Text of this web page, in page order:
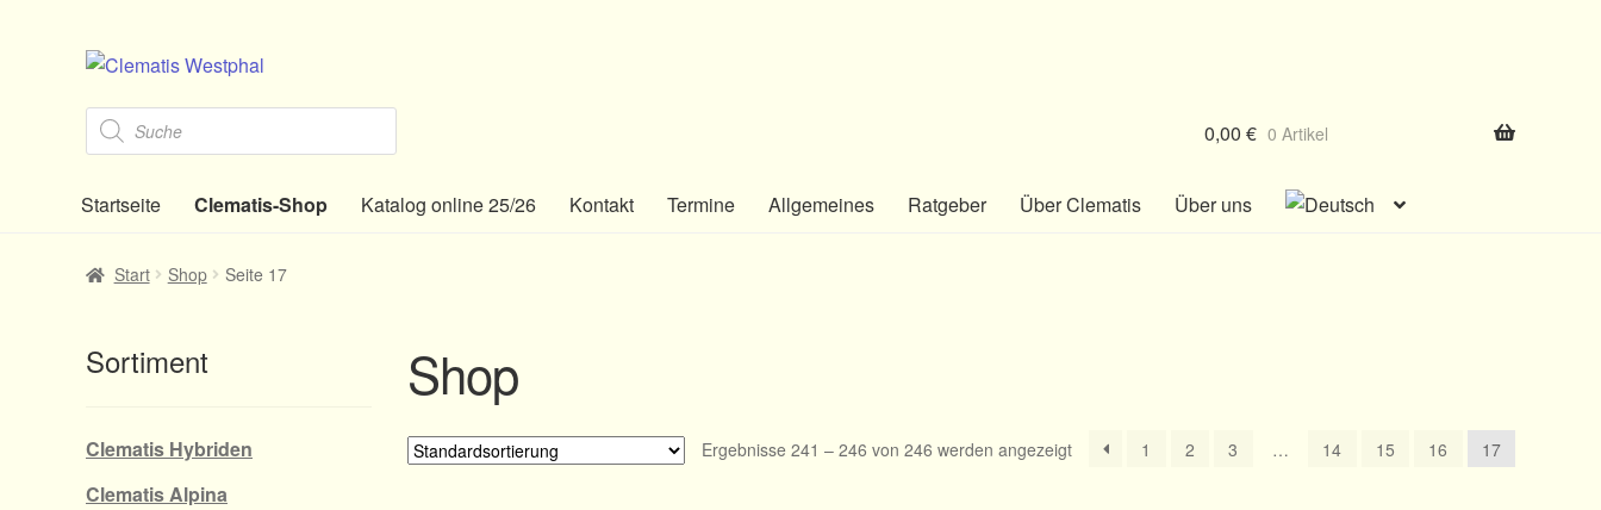
Zur
springen
Zum
springen
Products
search 0,00€ 0 Artikel
Startseite Clematis-Shop Katalog online 25/26 Kontakt Termine Allgemeines Ratgeber Über Clematis Über uns
Start Shop Seite 17
Shop
Ergebnisse 241 – 246 von 246 werden angezeigt 1 2 3 … 14 15 16 17
Sortiment
Clematis Hybriden
Clematis Alpina